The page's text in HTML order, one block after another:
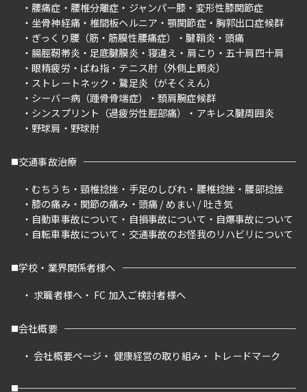
腰痛症
腰椎分離症 ジャンパー膝
変形性膝関節症
坐骨神経痛
椎間板ヘルニア 顎関節症
胸郭出口症候群
ぎっくり腰（筋・筋膜性腰痛症）
腱鞘炎
頭痛
腸脛靭帯炎
足底腱膜炎 寝違え 肩こり
五十肩四十肩
眼精疲労
ばね指
テニス肘（外側上顆炎）
ストレートネック
鵞足炎（がそくえん）
シーバー病（踵骨骨端症）
頚肩腕症候群
シンスプリント（過疲労性脛部痛）
アキレス腱周囲炎
野球肩
野球肘
交通事故治療
むちうち
頸椎捻挫 手足のしびれ 腰椎捻挫
腰部捻挫
膝の痛み
関節の痛み
頭痛 / めまい / 吐き気
自動車事故について
自損事故について
自爆事故について
自転車事故について
交通事故のお怪我のリハビリについて
学校・業界関係者様へ
求職者様へ
FC 加入ご検討者様へ
会社概要
会社概要ページ
健康経営の取り組み トレードマーク